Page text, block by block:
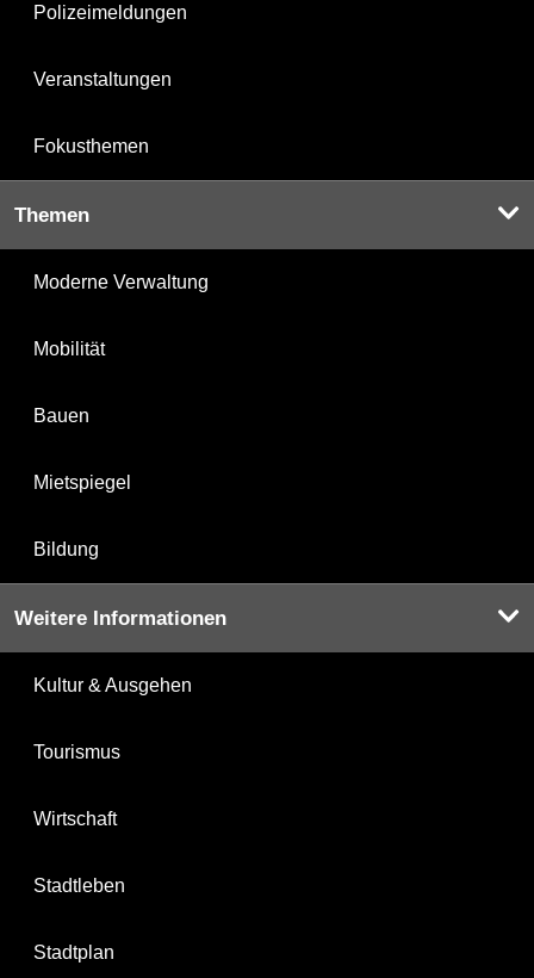
Polizeimeldungen
Veranstaltungen
Fokusthemen
Themen
Moderne Verwaltung
Mobilität
Bauen
Mietspiegel
Bildung
Weitere Informationen
Kultur & Ausgehen
Tourismus
Wirtschaft
Stadtleben
Stadtplan